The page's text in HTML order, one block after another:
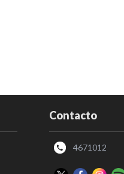
Contacto
4671012